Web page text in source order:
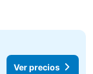
Ver precios